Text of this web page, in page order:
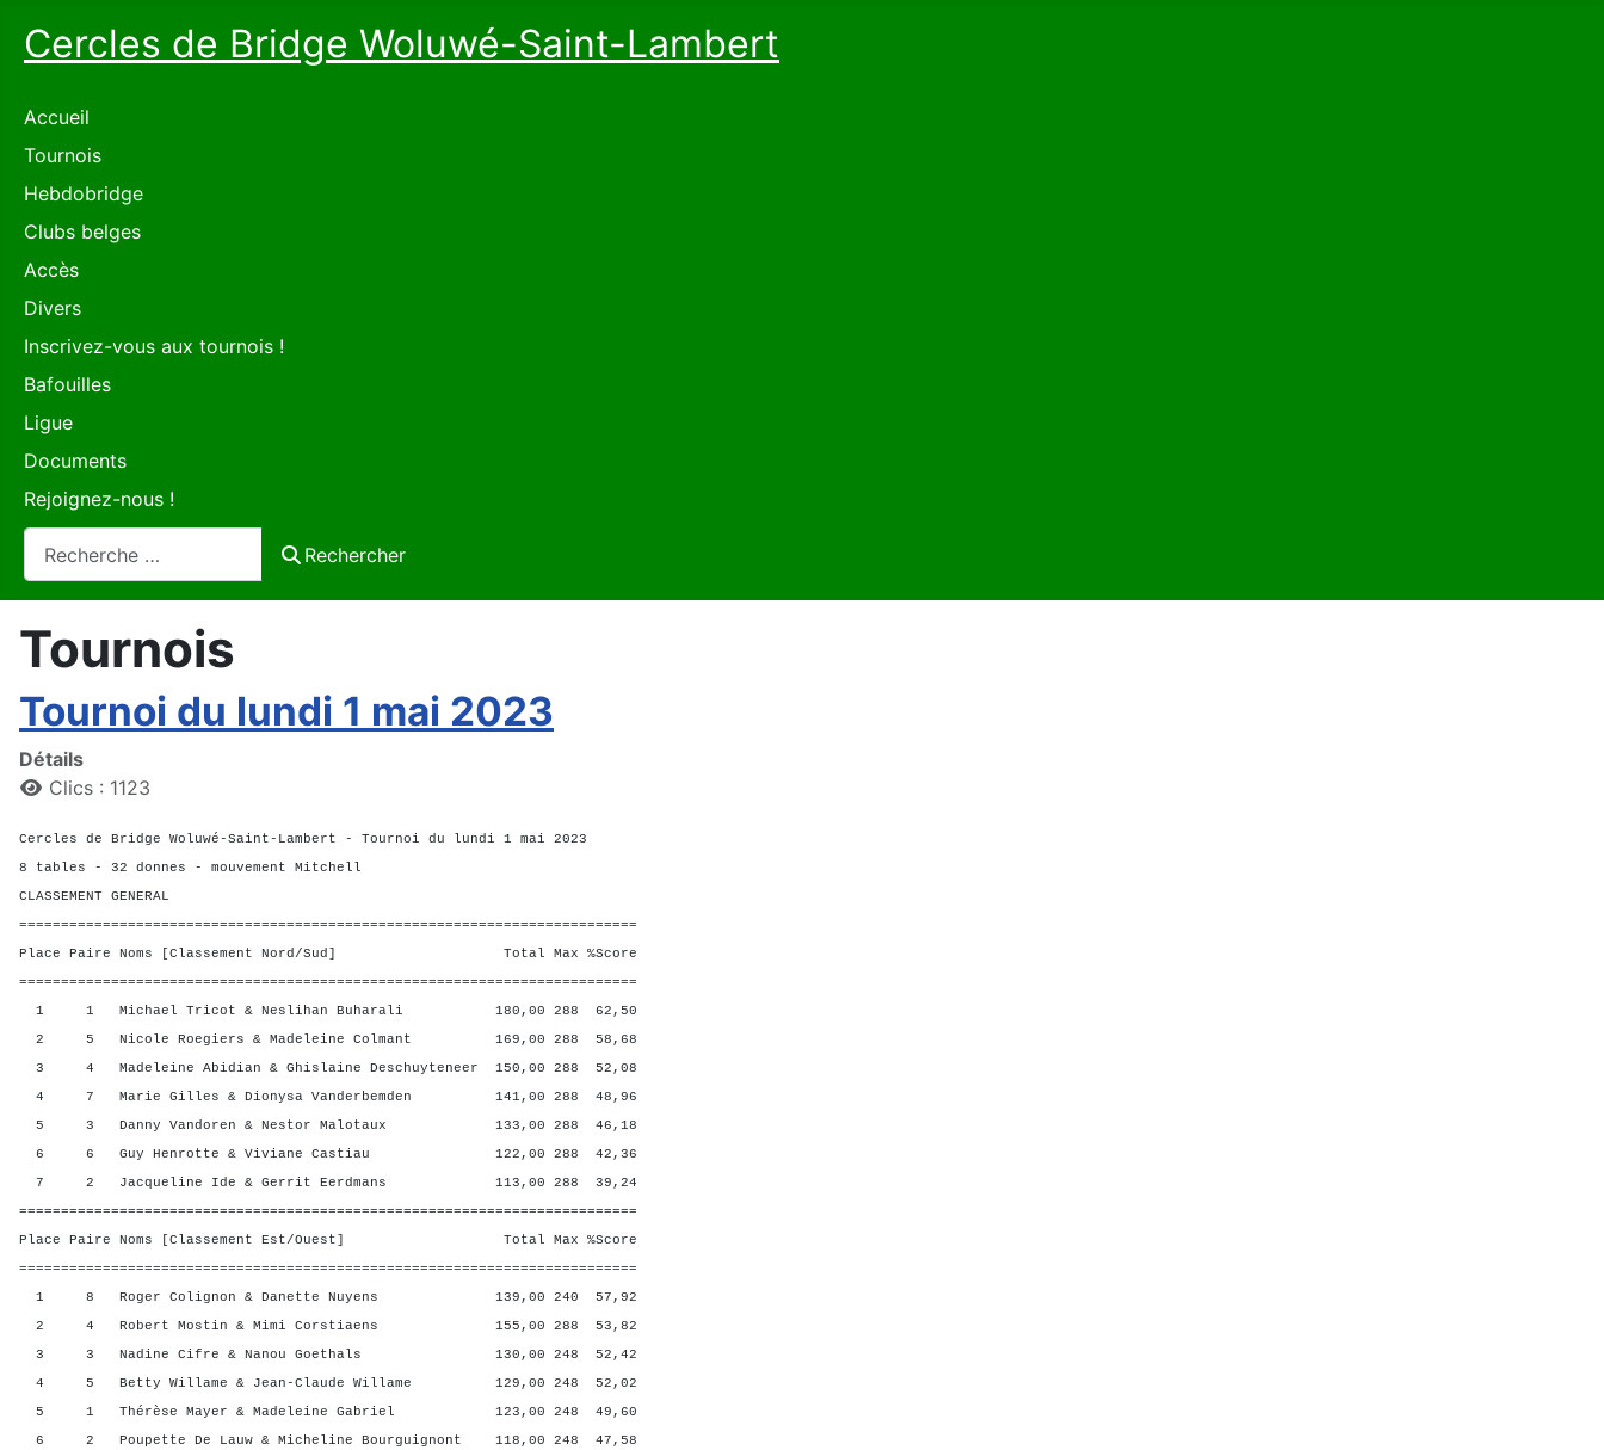
Cercles de Bridge Woluwé-Saint-Lambert
Accueil
Tournois
Hebdobridge
Clubs belges
Accès
Divers
Inscrivez-vous aux tournois !
Bafouilles
Ligue
Documents
Rejoignez-nous !
Rechercher
Tournois
Tournoi du lundi 1 mai 2023
Détails
Clics : 1123
Cercles de Bridge Woluwé-Saint-Lambert - Tournoi du lundi 1 mai 2023
8 tables - 32 donnes - mouvement Mitchell
CLASSEMENT GENERAL
==========================================================================
Place Paire Noms [Classement Nord/Sud] Total Max %Score
==========================================================================
1 1 Michael Tricot & Neslihan Buharali 180,00 288 62,50
2 5 Nicole Roegiers & Madeleine Colmant 169,00 288 58,68
3 4 Madeleine Abidian & Ghislaine Deschuyteneer 150,00 288 52,08
4 7 Marie Gilles & Dionysa Vanderbemden 141,00 288 48,96
5 3 Danny Vandoren & Nestor Malotaux 133,00 288 46,18
6 6 Guy Henrotte & Viviane Castiau 122,00 288 42,36
7 2 Jacqueline Ide & Gerrit Eerdmans 113,00 288 39,24
==========================================================================
Place Paire Noms [Classement Est/Ouest] Total Max %Score
==========================================================================
1 8 Roger Colignon & Danette Nuyens 139,00 240 57,92
2 4 Robert Mostin & Mimi Corstiaens 155,00 288 53,82
3 3 Nadine Cifre & Nanou Goethals 130,00 248 52,42
4 5 Betty Willame & Jean-Claude Willame 129,00 248 52,02
5 1 Thérèse Mayer & Madeleine Gabriel 123,00 248 49,60
6 2 Poupette De Lauw & Micheline Bourguignont 118,00 248 47,58